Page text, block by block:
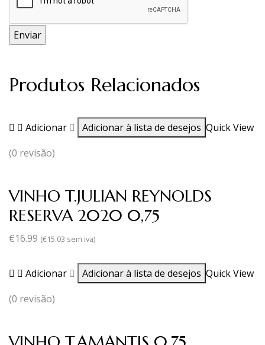
Produtos Relacionados
Adicionar Adicionar à lista de desejos Quick View
(0 revisão)
VINHO T.JULIAN REYNOLDS
RESERVA 2020 0,75
€16.99 (€15.03 sem iva)
Adicionar Adicionar à lista de desejos Quick View
(0 revisão)